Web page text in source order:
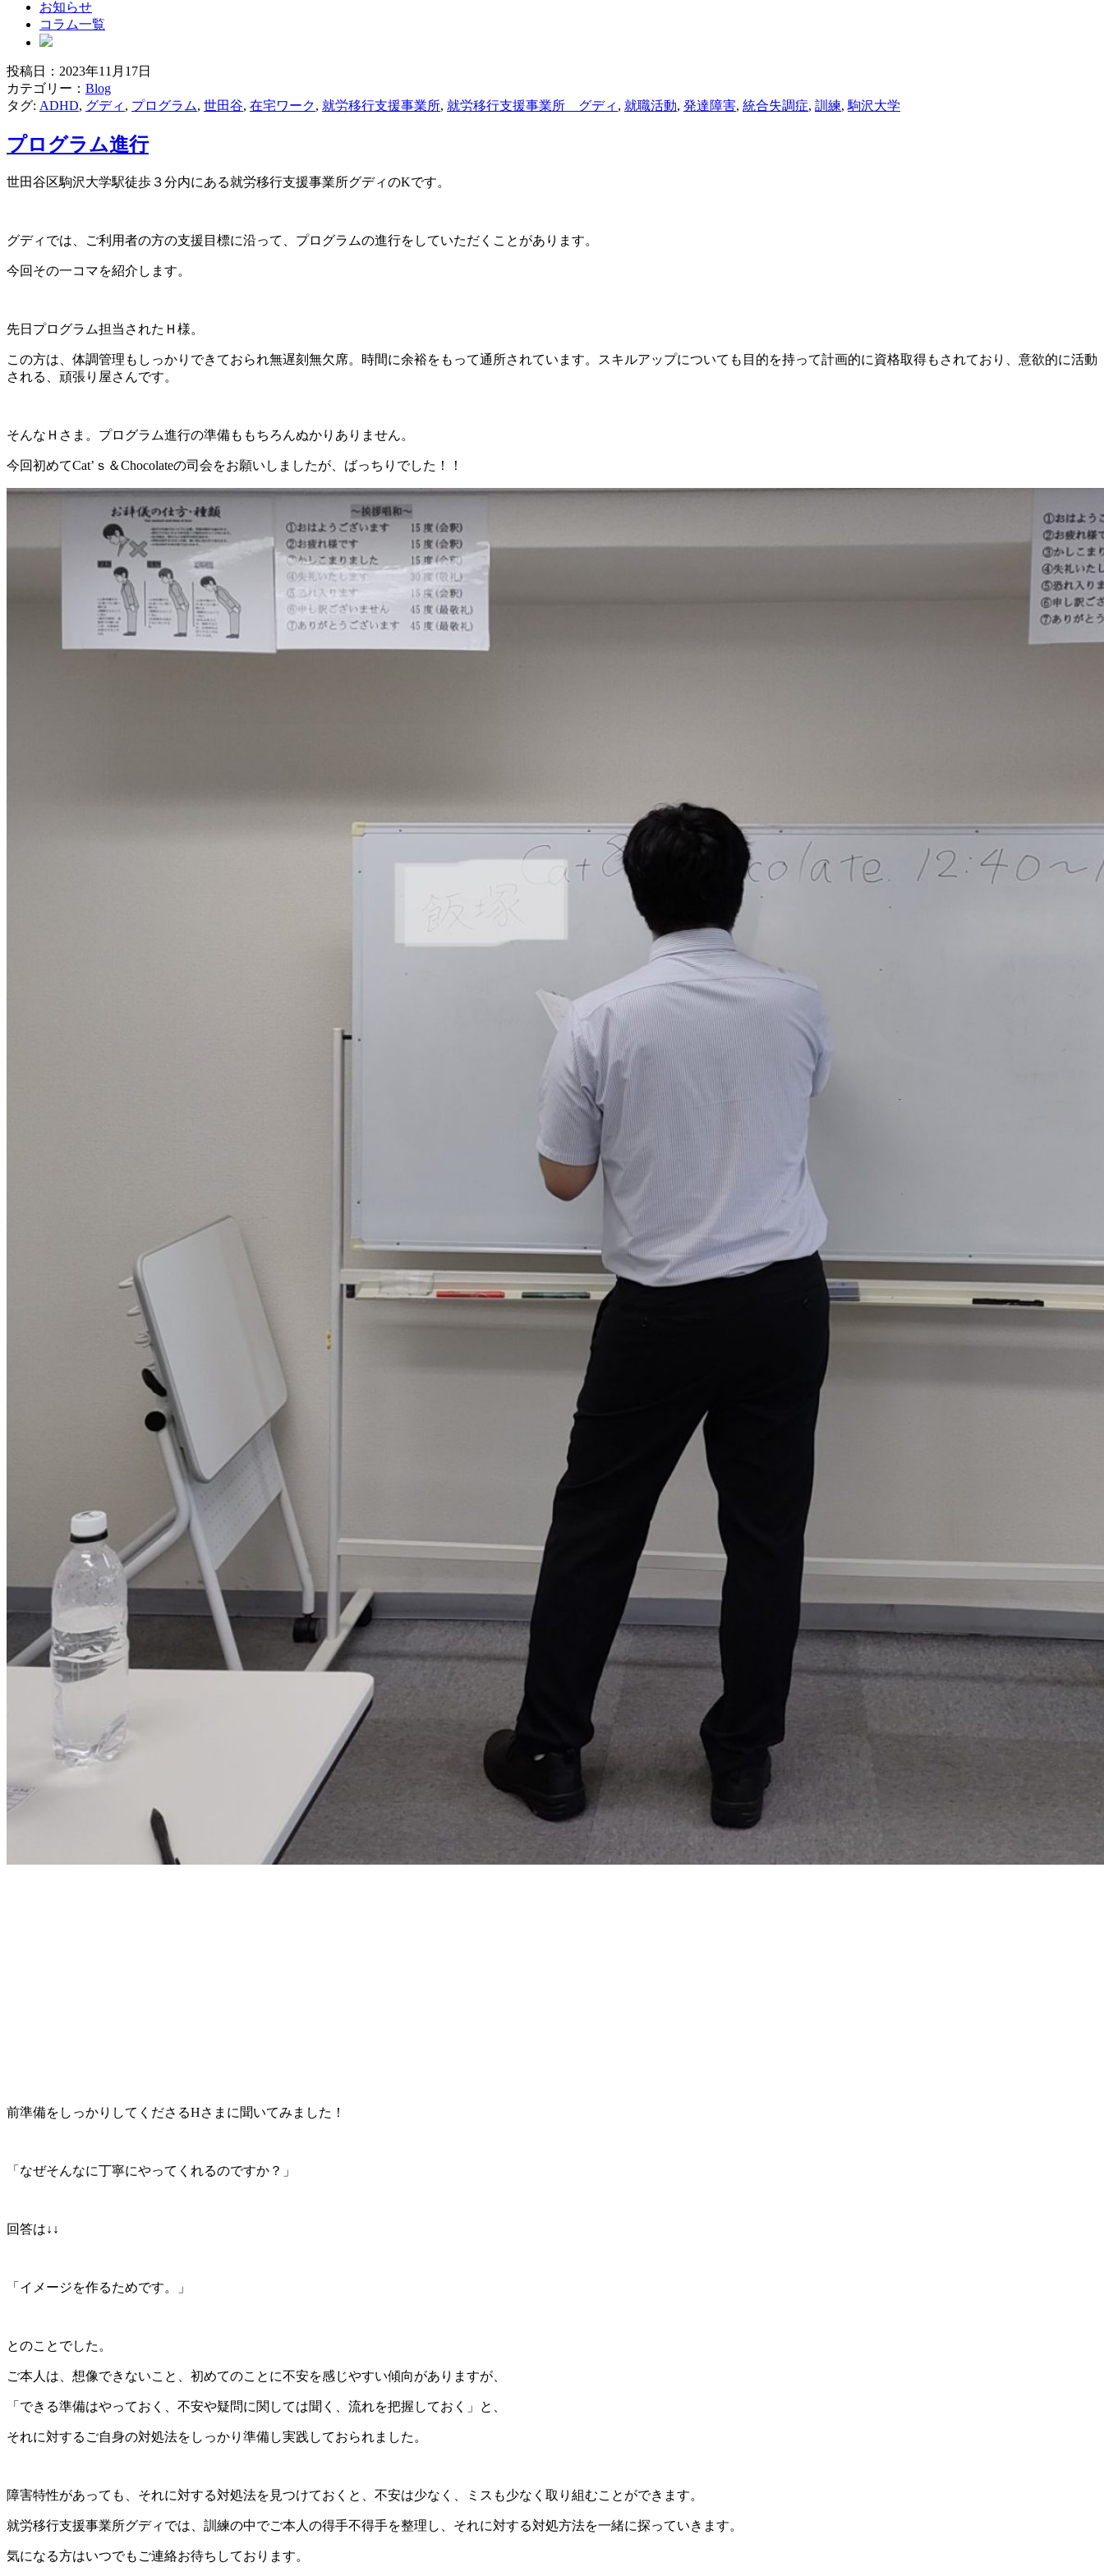
お知らせ
コラム一覧
ブ
ロ
グ
投稿日：2023年11月17日
カテゴリー： Blog
タグ: ADHD, グディ , プログラム, 世田谷, 在宅ワーク, 就労移行支援事業所, 就労移行支援事業所 グディ , 就職活動, 発達障害, 統合失調症, 訓練, 駒沢大学
プログラム進行
世田谷区駒沢大学駅徒歩３分内にある就労移行支援事業所グディのKです。
グディでは、ご利用者の方の支援目標に沿って、プログラムの進行をしていただくことがあります。
今回その一コマを紹介します。
先日プログラム担当されたＨ様。
この方は、体調管理もしっかりできておられ無遅刻無欠席。時間に余裕をもって通所されています。スキルアップについても目的を持って計画的に資格取得もされており、意欲的に活動
される、頑張り屋さんです。
そんなＨさま。プログラム進行の準備ももちろんぬかりありません。
今回初めてCat’ｓ＆Chocolateの司会をお願いしましたが、ばっちりでした！！
前準備をしっかりしてくださるHさまに聞いてみました！
「なぜそんなに丁寧にやってくれるのですか？」
回答は↓↓
「イメージを作るためです。」
とのことでした。
ご本人は、想像できないこと、初めてのことに不安を感じやすい傾向がありますが、
「できる準備はやっておく、不安や疑問に関しては聞く、流れを把握しておく」と、
それに対するご自身の対処法をしっかり準備し実践しておられました。
障害特性があっても、それに対する対処法を見つけておくと、不安は少なく、ミスも少なく取り組むことができます。
就労移行支援事業所グディでは、訓練の中でご本人の得手不得手を整理し、それに対する対処方法を一緒に探っていきます。
気になる方はいつでもご連絡お待ちしております。